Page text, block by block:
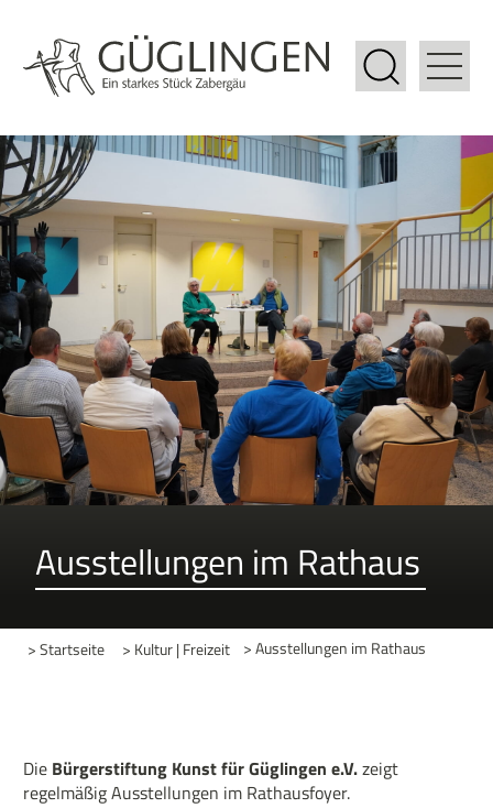
Ausstellungen im Rathaus
> Startseite > Kultur | Freizeit > Ausstellungen im Rathaus
Die Bürgerstiftung Kunst für Güglingen e.V.zeigt
regelmäßig Ausstellungen im Rathausfoyer.